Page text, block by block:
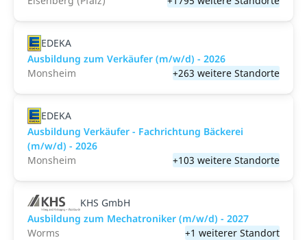
EDEKA
Ausbildung zum Verkäufer (m/w/d) - 2026
Monsheim
+263 weitere Standorte
EDEKA
Ausbildung Verkäufer - Fachrichtung Bäckerei
(m/w/d) - 2026
Monsheim
+103 weitere Standorte
KHS GmbH
Ausbildung zum Mechatroniker (m/w/d) - 2027
Worms
+1 weiterer Standort